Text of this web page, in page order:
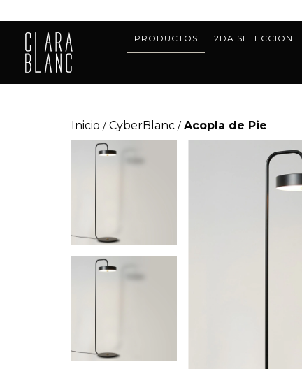
PRODUCTOS 2DA SELECCION
Inicio / CyberBlanc / Acopla de Pie